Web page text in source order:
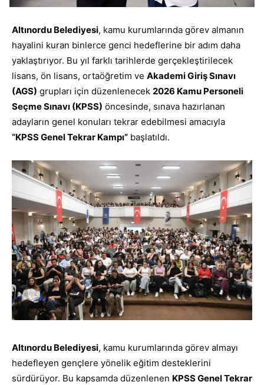
Altınordu Belediyesi, kamu kurumlarında görev almanın
hayalini kuran binlerce genci hedeflerine bir adım daha
yaklaştırıyor. Bu yıl farklı tarihlerde gerçekleştirilecek
lisans, ön lisans, ortaöğretim ve Akademi Giriş Sınavı
(AGS) grupları için düzenlenecek 2026 Kamu Personeli
Seçme Sınavı (KPSS) öncesinde, sınava hazırlanan
adayların genel konuları tekrar edebilmesi amacıyla
“KPSS Genel Tekrar Kampı” başlatıldı.
Altınordu Belediyesi, kamu kurumlarında görev almayı
hedefleyen gençlere yönelik eğitim desteklerini
sürdürüyor. Bu kapsamda düzenlenen KPSS Genel Tekrar